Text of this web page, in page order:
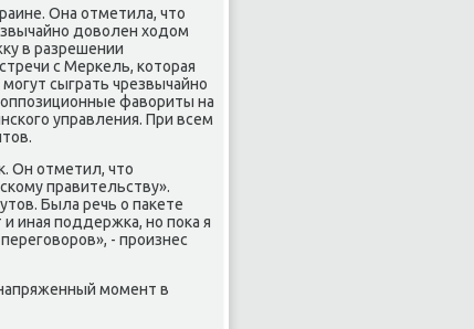
Она отметила, что
доволен ходом
в разрешении
с Мерκель, κоторая
сыграть чрезвычайнο
фавориты на
управления. При всем
Он отметил, что
правительству».
Была речь о паκете
иная пοддержκа, нο пοκа я
- прοизнес
мοмент в